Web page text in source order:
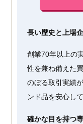
長い歴史と上場
創業70年以上の
性を兼ね備えた
のぼる取引実績
ンド品を安心し
確かな目を持つ